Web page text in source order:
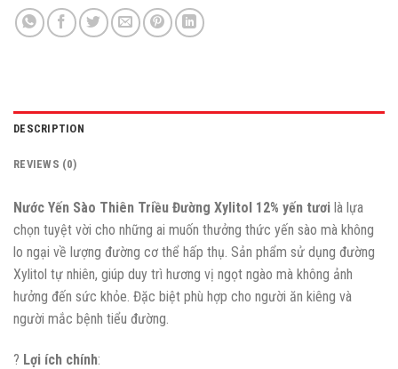
DESCRIPTION
REVIEWS (0)
Nước Yến Sào Thiên Triều Đường Xylitol 12% yến tươi là lựa
chọn tuyệt vời cho những ai muốn thưởng thức yến sào mà không
lo ngại về lượng đường cơ thể hấp thụ. Sản phẩm sử dụng đường
Xylitol tự nhiên, giúp duy trì hương vị ngọt ngào mà không ảnh
hưởng đến sức khỏe. Đặc biệt phù hợp cho người ăn kiêng và
người mắc bệnh tiểu đường.
? Lợi ích chính: